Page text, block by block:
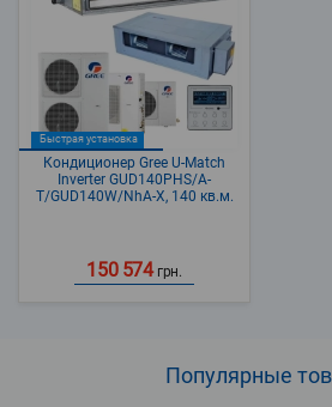
Быстрая установка
Кондиционер Gree U-Match
Inverter GUD140PHS/A-
T/GUD140W/NhA-X, 140 кв.м.
150 574 грн.
Популярные